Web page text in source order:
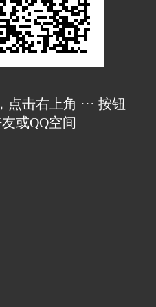
击右上角 ··· 按钮
或QQ空间